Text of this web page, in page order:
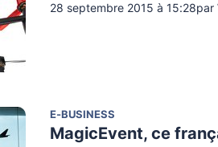
28 septembre 2015 à 15:28par
E-BUSINESS
MagicEvent, ce